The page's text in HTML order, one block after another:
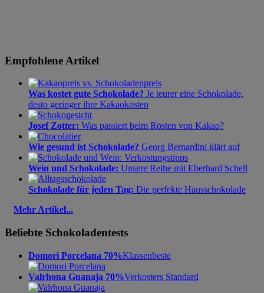
Empfohlene Artikel
Was kostet gute Schokolade? Je teurer eine Schokolade,
desto geringer ihre Kakaokosten
Josef Zotter: Was passiert beim Rösten von Kakao?
Wie gesund ist Schokolade? Georg Bernardini klärt auf
Wein und Schokolade: Unsere Reihe mit Eberhard Schell
Schokolade für jeden Tag: Die perfekte Hausschokolade
Mehr Artikel...
Beliebte Schokoladentests
Domori Porcelana 70%Klassenbeste
Valrhona Guanaja 70%Verkosters Standard